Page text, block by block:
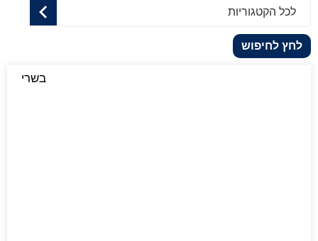
לכל הקטגוריות
לחץ לחיפוש
בשרי